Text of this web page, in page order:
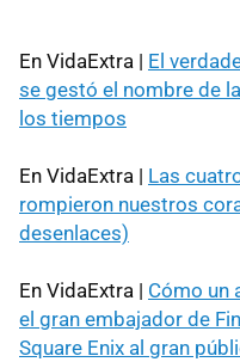
En VidaExtra | El
se gestó el nombre de
los tiempos
En VidaExtra | Las
rompieron nuestros
desenlaces)
En VidaExtra | Cómo un
el gran embajador de
Square Enix al gran